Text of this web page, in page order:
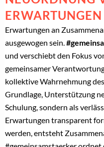
ERWARTUNGEN
Erwartungen an
ausgewogen sein.
und verschiebt den Fokus
gemeinsamer
kollektive Wahrnehmung
Grundlage, Unterstützung
Schulung, sondern als
Erwartungen transparent
werden, entsteht